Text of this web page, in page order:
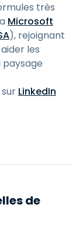
très
Microsoft
), rejoignant
les
paysage
LinkedIn
de